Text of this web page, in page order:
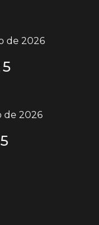
de 2026
de 2026